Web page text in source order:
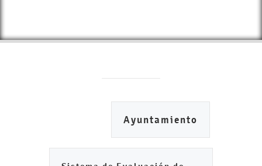
Ayuntamiento